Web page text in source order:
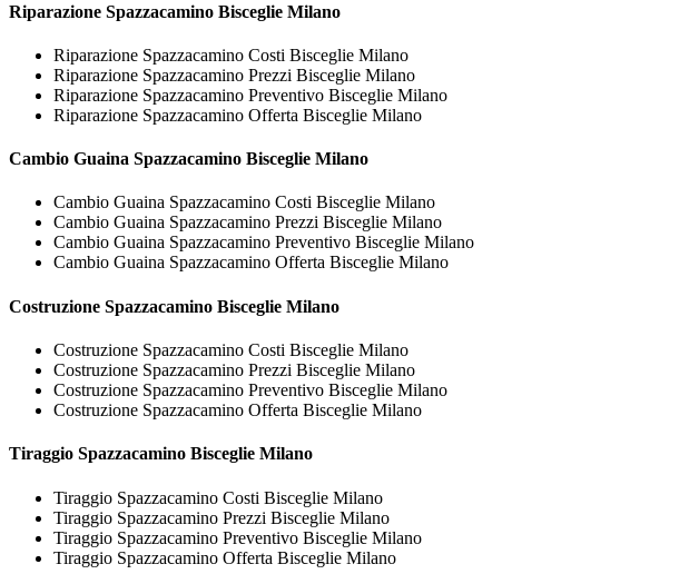
Riparazione Spazzacamino Bisceglie Milano
Riparazione Spazzacamino Costi Bisceglie Milano
Riparazione Spazzacamino Prezzi Bisceglie Milano
Riparazione Spazzacamino Preventivo Bisceglie Milano
Riparazione Spazzacamino Offerta Bisceglie Milano
Cambio Guaina Spazzacamino Bisceglie Milano
Cambio Guaina Spazzacamino Costi Bisceglie Milano
Cambio Guaina Spazzacamino Prezzi Bisceglie Milano
Cambio Guaina Spazzacamino Preventivo Bisceglie Milano
Cambio Guaina Spazzacamino Offerta Bisceglie Milano
Costruzione Spazzacamino Bisceglie Milano
Costruzione Spazzacamino Costi Bisceglie Milano
Costruzione Spazzacamino Prezzi Bisceglie Milano
Costruzione Spazzacamino Preventivo Bisceglie Milano
Costruzione Spazzacamino Offerta Bisceglie Milano
Tiraggio Spazzacamino Bisceglie Milano
Tiraggio Spazzacamino Costi Bisceglie Milano
Tiraggio Spazzacamino Prezzi Bisceglie Milano
Tiraggio Spazzacamino Preventivo Bisceglie Milano
Tiraggio Spazzacamino Offerta Bisceglie Milano